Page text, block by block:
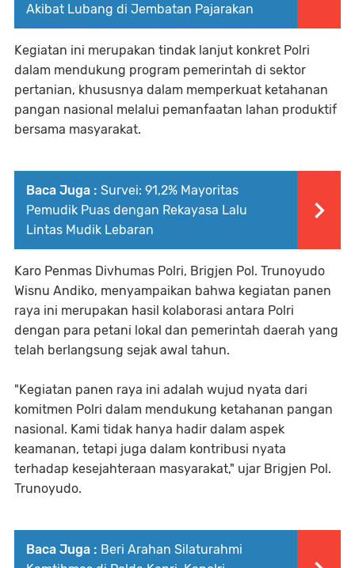
Akibat Lubang di Jembatan Pajarakan
Kegiatan ini merupakan tindak lanjut konkret Polri
dalam mendukung program pemerintah di sektor
pertanian, khususnya dalam memperkuat ketahanan
pangan nasional melalui pemanfaatan lahan produktif
bersama masyarakat.
Baca Juga : Survei: 91,2% Mayoritas
Pemudik Puas dengan Rekayasa Lalu
Lintas Mudik Lebaran
Karo Penmas Divhumas Polri, Brigjen Pol. Trunoyudo
Wisnu Andiko, menyampaikan bahwa kegiatan panen
raya ini merupakan hasil kolaborasi antara Polri
dengan para petani lokal dan pemerintah daerah yang
telah berlangsung sejak awal tahun.
"Kegiatan panen raya ini adalah wujud nyata dari
komitmen Polri dalam mendukung ketahanan pangan
nasional. Kami tidak hanya hadir dalam aspek
keamanan, tetapi juga dalam kontribusi nyata
terhadap kesejahteraan masyarakat," ujar Brigjen Pol.
Trunoyudo.
Baca Juga : Beri Arahan Silaturahmi